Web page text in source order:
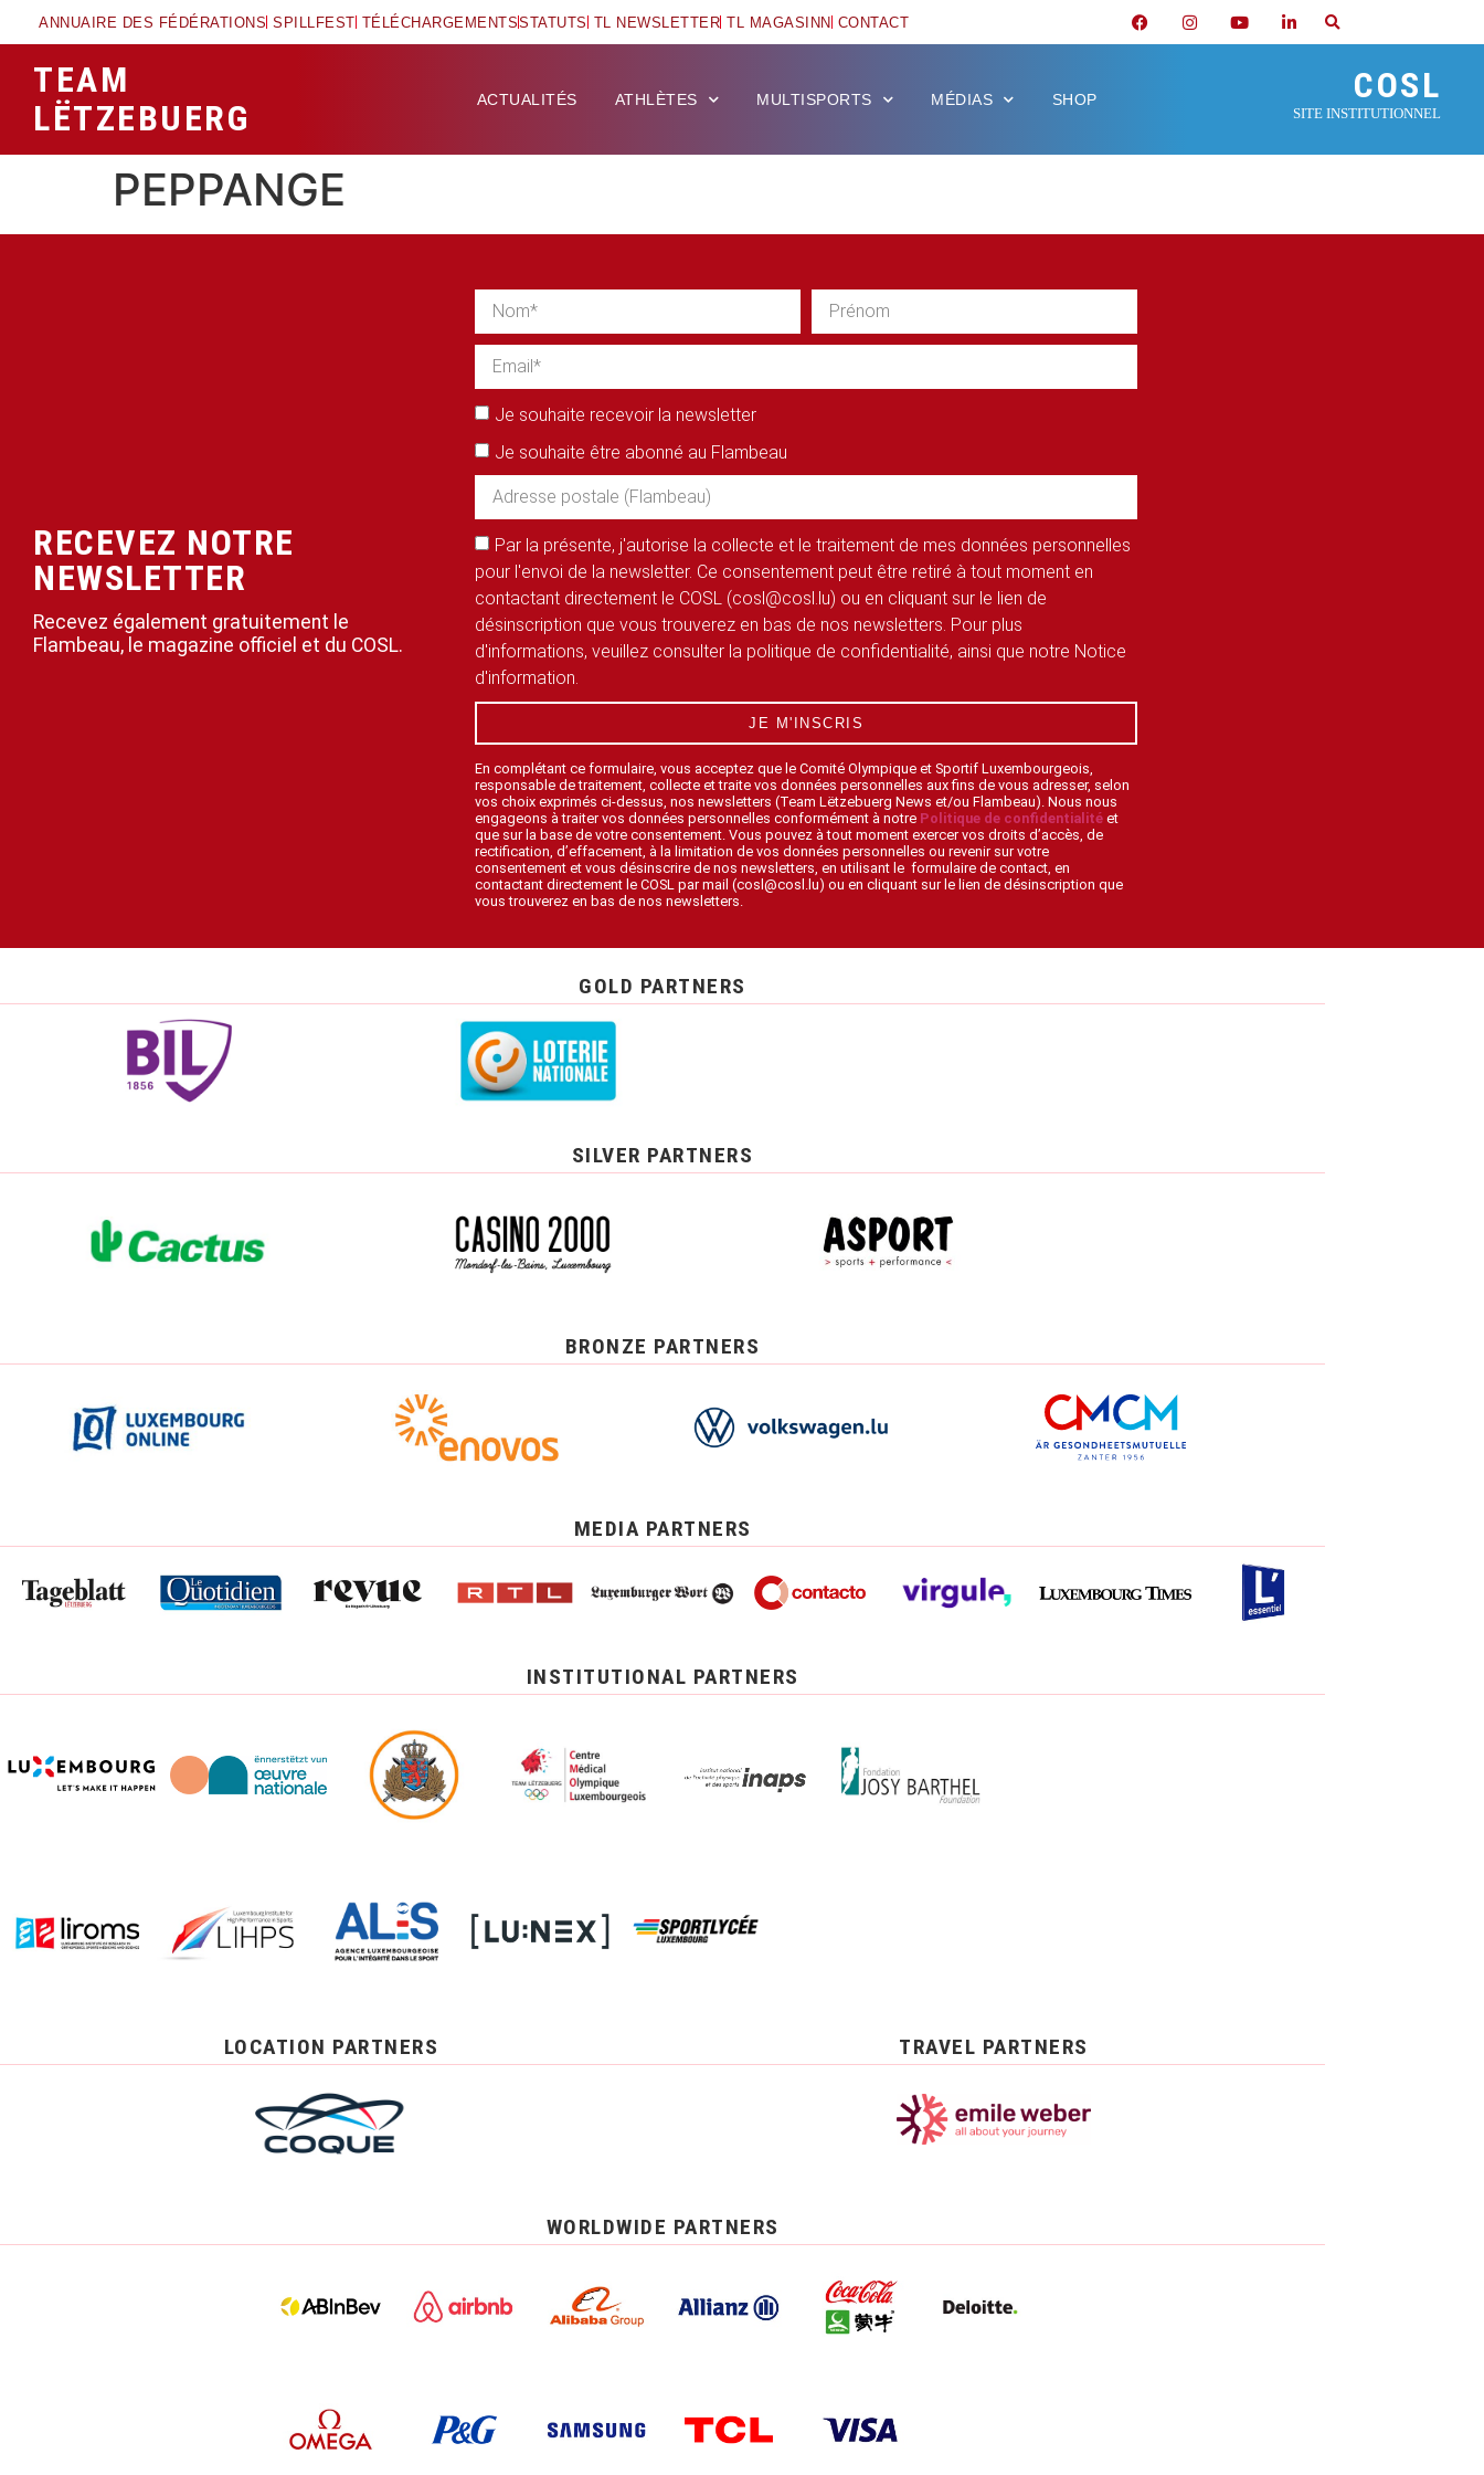
ANNUAIRE DES FÉDÉRATIONS SPILLFEST TÉLÉCHARGEMENTSSTATUTS TL NEWSLETTER TL MAGASINN CONTACT
TEAM
LËTZEBUERG
ACTUALITÉS ATHLÈTES MULTISPORTS MÉDIAS SHOP COSL
SITE INSTITUTIONNEL
PEPPANGE
RECEVEZ NOTRE
NEWSLETTER
Recevez également gratuitement le
Flambeau, le magazine officiel et du COSL.
Je souhaite recevoir la newsletter
Je souhaite être abonné au Flambeau
Par la présente, j'autorise la collecte et le traitement de mes données personnelles
pour l'envoi de la newsletter. Ce consentement peut être retiré à tout moment en
contactant directement le COSL (cosl@cosl.lu) ou en cliquant sur le lien de
désinscription que vous trouverez en bas de nos newsletters. Pour plus
d'informations, veuillez consulter la politique de confidentialité, ainsi que notre Notice
d'information.
JE M'INSCRIS
En complétant ce formulaire, vous acceptez que le Comité Olympique et Sportif Luxembourgeois,
responsable de traitement, collecte et traite vos données personnelles aux fins de vous adresser, selon
vos choix exprimés ci-dessus, nos newsletters (Team Lëtzebuerg News et/ou Flambeau). Nous nous
engageons à traiter vos données personnelles conformément à notre Politique de confidentialité et
que sur la base de votre consentement. Vous pouvez à tout moment exercer vos droits d’accès, de
rectification, d’effacement, à la limitation de vos données personnelles ou revenir sur votre
consentement et vous désinscrire de nos newsletters, en utilisant le formulaire de contact, en
contactant directement le COSL par mail (cosl@cosl.lu) ou en cliquant sur le lien de désinscription que
vous trouverez en bas de nos newsletters.
GOLD PARTNERS
SILVER PARTNERS
BRONZE PARTNERS
MEDIA PARTNERS
INSTITUTIONAL PARTNERS
LOCATION PARTNERS TRAVEL PARTNERS
WORLDWIDE PARTNERS